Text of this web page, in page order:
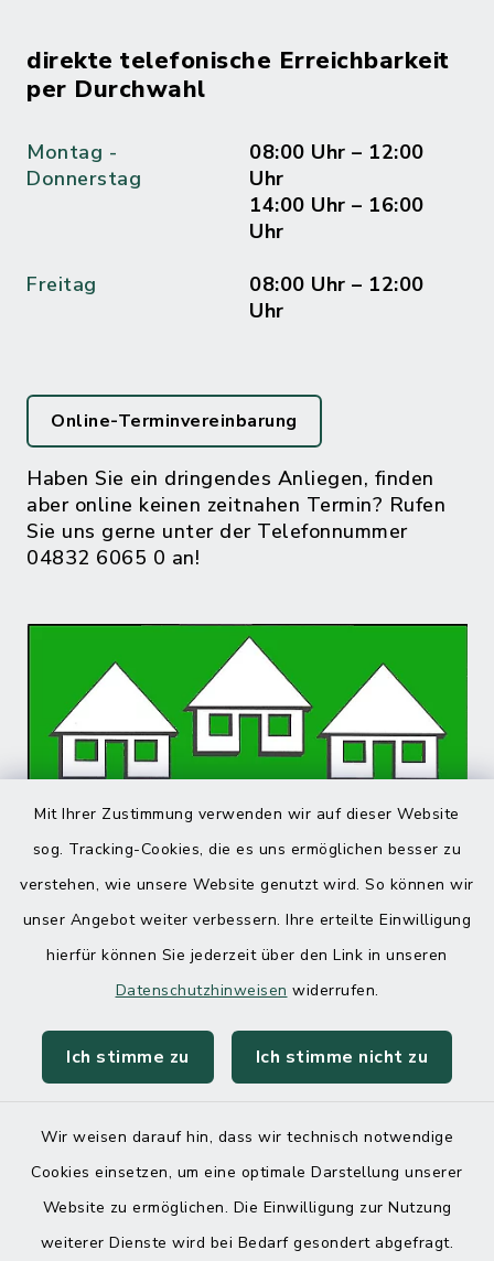
Mit Ihrer Zustimmung verwenden wir auf dieser Website
sog. Tracking-Cookies, die es uns ermöglichen besser zu
verstehen, wie unsere Website genutzt wird. So können wir
unser Angebot weiter verbessern. Ihre erteilte Einwilligung
hierfür können Sie jederzeit über den Link in unseren
Datenschutzhinweisen widerrufen.
Ich stimme zu Ich stimme nicht zu
Wir weisen darauf hin, dass wir technisch notwendige
Cookies einsetzen, um eine optimale Darstellung unserer
Website zu ermöglichen. Die Einwilligung zur Nutzung
weiterer Dienste wird bei Bedarf gesondert abgefragt.
direkte telefonische Erreichbarkeit
per Durchwahl
Montag -
Donnerstag
08:00 Uhr – 12:00
Uhr
14:00 Uhr – 16:00
Uhr
Freitag
08:00 Uhr – 12:00
Uhr
Online-Terminvereinbarung
Haben Sie ein dringendes Anliegen, finden
aber online keinen zeitnahen Termin? Rufen
Sie uns gerne unter der Telefonnummer
04832 6065 0 an!